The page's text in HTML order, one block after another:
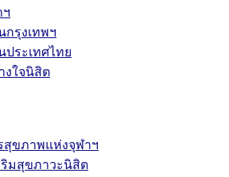
ฯ
กรุงเทพฯ
ประเทศไทย
งใจนิสิต
สุขภาพแห่งจุฬาฯ
ริมสุขภาวะนิสิต